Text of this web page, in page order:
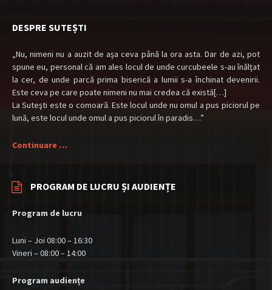
DESPRE SUTEȘTI
„Nu, nimeni nu a auzit de aşa ceva până la ora asta. Dar de azi, pot
spune eu, personal că am ales locul de unde curcubeele s-au înălţat
la cer, de unde parcă prima biserică a lumii s-a închinat devenirii.
Este ceva pe care poate nimeni nu mai credea că există[…]
La Suteşti este o comoară. Este locul unde nu omul a pus piciorul pe
lună, este locul unde omul a pus piciorul în paradis…”
Continuare …
PROGRAM DE LUCRU ȘI AUDIENȚE
Program de lucru
Luni – Joi 08:00 – 16:30
Vineri – 08:00 – 14:00
Program audiențe